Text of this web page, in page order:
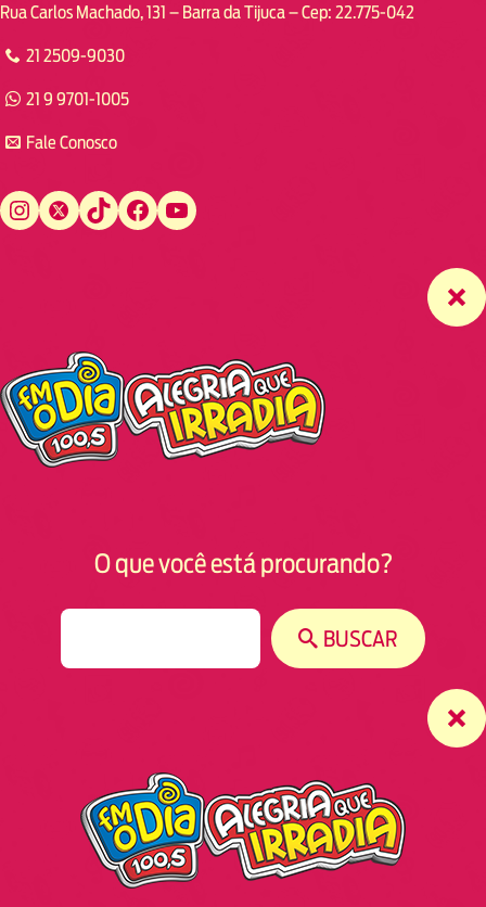
Rua Carlos Machado, 131 – Barra da Tijuca – Cep: 22.775-042
21 2509-9030
21 9 9701-1005
Fale Conosco
Instagram Twitter TikTok Facebook YouTube
O que você está procurando?
BUSCAR